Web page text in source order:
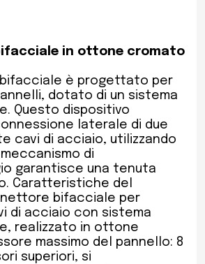
in ottone cromato
è progettato per
dotato di un sistema
Questo dispositivo
laterale di due
cavi di acciaio, utilizzando
di
garantisce una tenuta
Caratteristiche del
bifacciale per
di acciaio con sistema
realizzato in ottone
massimo del pannello: 8
superiori, si